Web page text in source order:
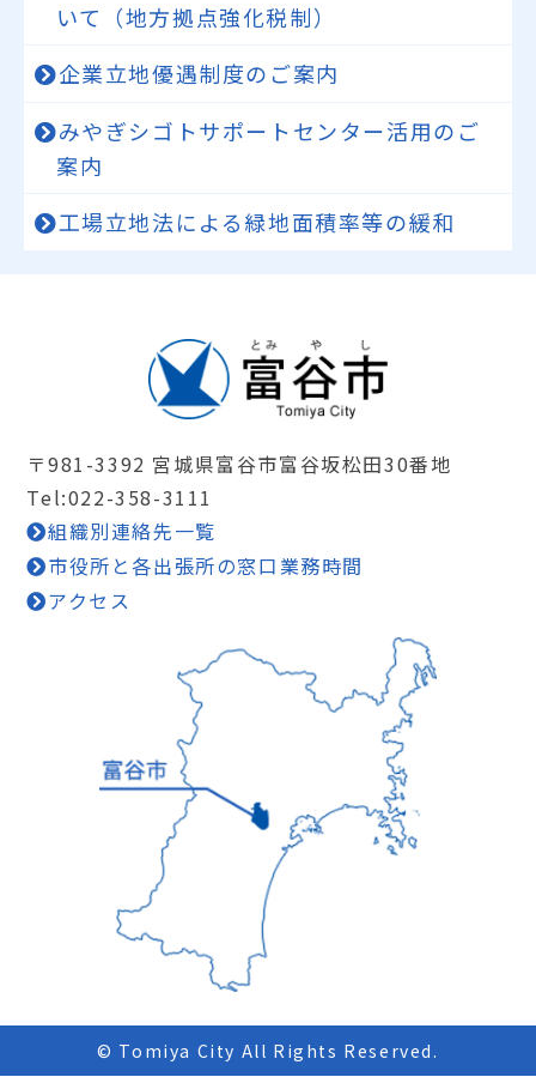
いて（地方拠点強化税制）
企業立地優遇制度のご案内
みやぎシゴトサポートセンター活用のご
案内
工場立地法による緑地面積率等の緩和
〒981-3392 宮城県富谷市富谷坂松田30番地
Tel:022-358-3111
組織別連絡先一覧
市役所と各出張所の窓口業務時間
アクセス
© Tomiya City All Rights Reserved.